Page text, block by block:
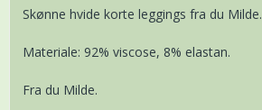
Skønne hvide korte leggings fra du Milde.
Materiale: 92% viscose, 8% elastan.
Fra du Milde.